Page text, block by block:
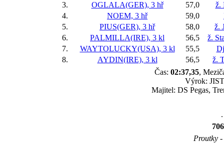
3.
OGLALA(GER), 3 hř 57,0
ž.
4.
NOEM, 3 hř 59,0
5.
PIUS(GER), 3 hř 58,0
ž.
6.
PALMILLA(IRE), 3 kl 56,5
ž.
7.
WAYTOLUCKY(USA), 3 kl 55,5
8.
AYDIN(IRE), 3 kl 56,5
ž.
Čas: 02:37,35,
Výrok:
Majitel: DS Pegas,
Proutky